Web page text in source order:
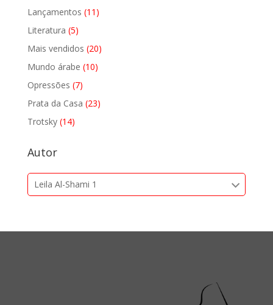
Lançamentos 11 11
Literatura 55
produtos
Mais vendidos 2020
Mundo árabe 1010
Opressões 77
produtos
Prata da Casa 2323
Trotsky 1414
Autor
Leila Al-Shami 1